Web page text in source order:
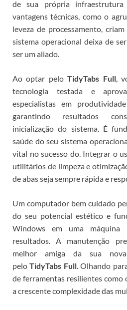
de sua própria
vantagens técnicas, como o
leveza de processamento,
sistema operacional deixa de
ser um aliado.
Ao optar peloTidyTabs Full,
tecnologia testada e
especialistas em
garantindo resultados
inicialização do sistema. É
saúde do seu sistema
vital no sucesso do. Integrar o
utilitários de limpeza e
de abas seja sempre rápida e
Um computador bem cuidado
do seu potencial estético e
Windows em uma máquina
resultados. A manutenção
melhor amiga da sua nova
peloTidyTabs Full.Olhando
de ferramentas resilientes como
a crescente complexidade das